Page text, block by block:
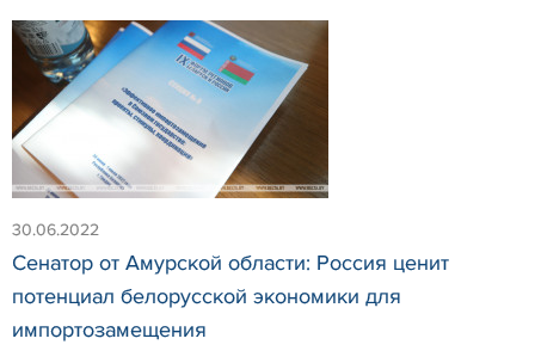
30.06.2022
Сенатор от Амурской области: Россия ценит
потенциал белорусской экономики для
импортозамещения